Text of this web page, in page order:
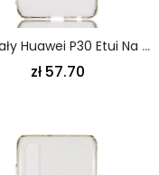
Futerały Huawei P30 Etui Na Telefon Deszcz Serc
zł 57.70